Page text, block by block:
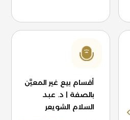
أقسام بيع غير المعيَّن
بالصفة | د. عبد
السلام الشويعر